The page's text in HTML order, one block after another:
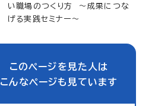
い職場のつくり方 ～成果につな
げる実践セミナー～
このページを見た人は
こんなページも見ています